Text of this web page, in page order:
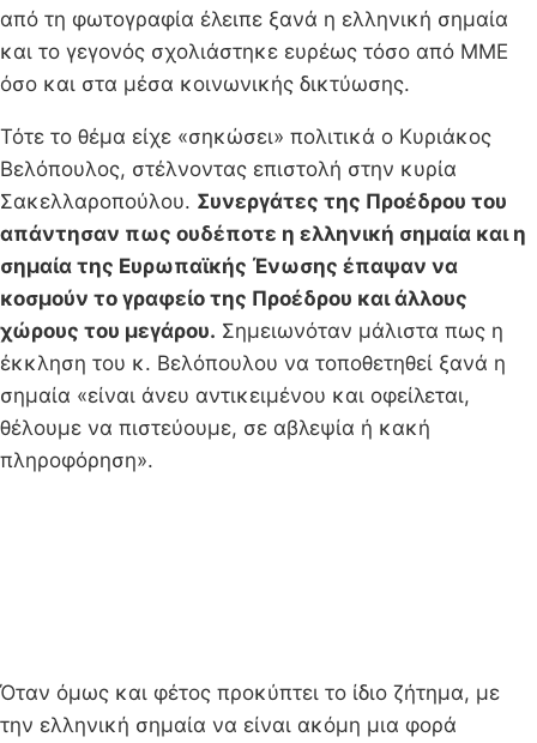
από τη φωτογραφία έλειπε ξανά η ελληνική σημαία
και το γεγονός σχολιάστηκε ευρέως τόσο από ΜΜΕ
όσο και στα μέσα κοινωνικής δικτύωσης.
Τότε το θέμα είχε «σηκώσει» πολιτικά ο Κυριάκος
Βελόπουλος, στέλνοντας επιστολή στην κυρία
Σακελλαροπούλου. Συνεργάτες της Προέδρου του
απάντησαν πως ουδέποτε η ελληνική σημαία και η
σημαία της Ευρωπαϊκής Ένωσης έπαψαν να
κοσμούν το γραφείο της Προέδρου και άλλους
χώρους του μεγάρου. Σημειωνόταν μάλιστα πως η
έκκληση του κ. Βελόπουλου να τοποθετηθεί ξανά η
σημαία «είναι άνευ αντικειμένου και οφείλεται,
θέλουμε να πιστεύουμε, σε αβλεψία ή κακή
πληροφόρηση».
Όταν όμως και φέτος προκύπτει το ίδιο ζήτημα, με
την ελληνική σημαία να είναι ακόμη μια φορά